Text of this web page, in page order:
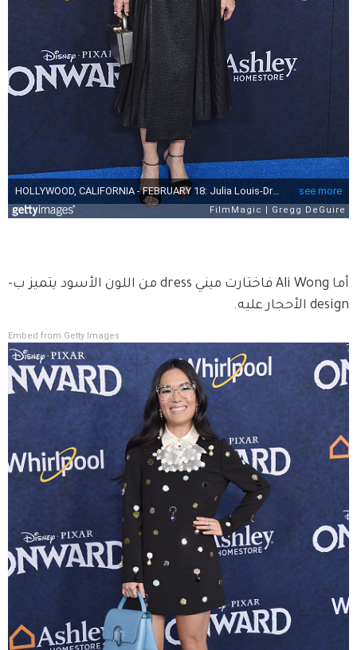
أما Ali Wong فاختارت ميني dress من اللون الأسود يتميز ب-
design الأحجار عليه.
Embed from Getty Images